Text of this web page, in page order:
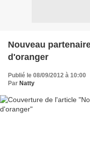
Nouveau
d'oranger
Publié le 08/09/2012 à 10:00
Par Natty